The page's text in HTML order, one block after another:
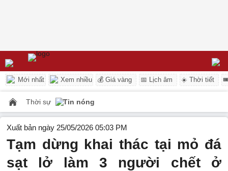
Mới nhất Xem nhiều 💰 Giá vàng 📅 Lịch âm ☀️ Thời tiết
Thời sự Tin nóng
Xuất bản ngày 25/05/2026 05:03 PM
Tạm dừng khai thác tại mỏ đá
sạt lở làm 3 người chết ở